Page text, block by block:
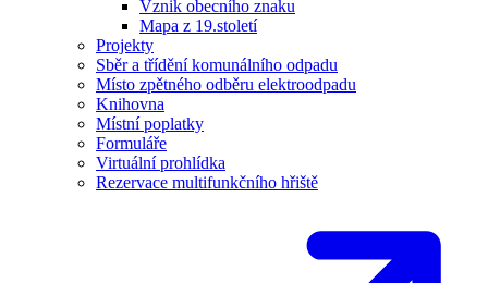
Vznik obecního znaku
Mapa z 19.století
Projekty
Sběr a třídění komunálního odpadu
Místo zpětného odběru elektroodpadu
Knihovna
Místní poplatky
Formuláře
Virtuální prohlídka
Rezervace multifunkčního hřiště